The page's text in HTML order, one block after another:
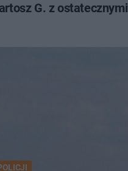
G. z ostatecznymi